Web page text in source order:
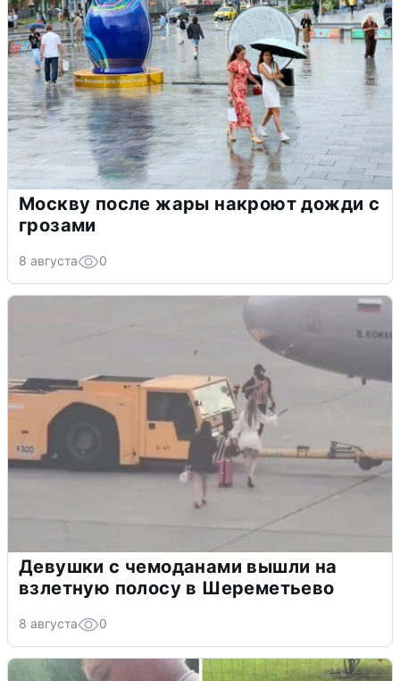
Москву после жары накроют дожди с
грозами
8 августа 0
Девушки с чемоданами вышли на
взлетную полосу в Шереметьево
8 августа 0